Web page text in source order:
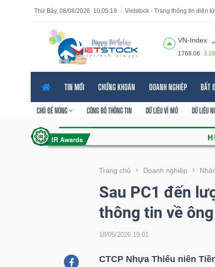
10:05:20
Thứ Bảy, 08/08/2026 Vietstock - Trang thông tin điện
VN-Index
1768.06 3.28
TIN MỚI CHỨNG KHOÁN DOANH NGHIỆP BẤT
CHỦ ĐỀ NÓNG CÔNG BỐ THÔNG TIN DỮ LIỆU VĨ MÔ DỮ LIỆU
Trang chủ Doanh nghiệp
Sau PC1 đến
thông tin về
18/05/2026 19:01
CTCP Nhựa Thiếu niên
Tính năng
năng
VIETSTOCK